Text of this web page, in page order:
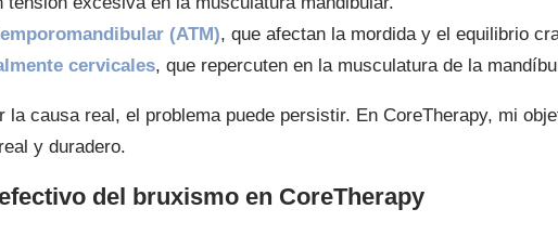
(ATM), que afectan la mordida y el equilibrio
cervicales, que repercuten en la musculatura de la
causa real, el problema puede persistir. En CoreTherapy, mi
y duradero.
del bruxismo en CoreTherapy